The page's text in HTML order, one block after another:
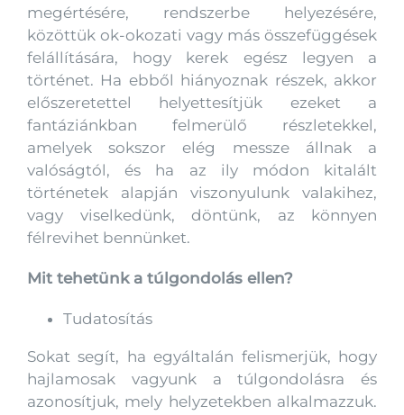
megértésére, rendszerbe helyezésére,
közöttük ok-okozati vagy más összefüggések
felállítására, hogy kerek egész legyen a
történet. Ha ebből hiányoznak részek, akkor
előszeretettel helyettesítjük ezeket a
fantáziánkban felmerülő részletekkel,
amelyek sokszor elég messze állnak a
valóságtól, és ha az ily módon kitalált
történetek alapján viszonyulunk valakihez,
vagy viselkedünk, döntünk, az könnyen
félrevihet bennünket.
Mit tehetünk a túlgondolás ellen?
Tudatosítás
Sokat segít, ha egyáltalán felismerjük, hogy
hajlamosak vagyunk a túlgondolásra és
azonosítjuk, mely helyzetekben alkalmazzuk.